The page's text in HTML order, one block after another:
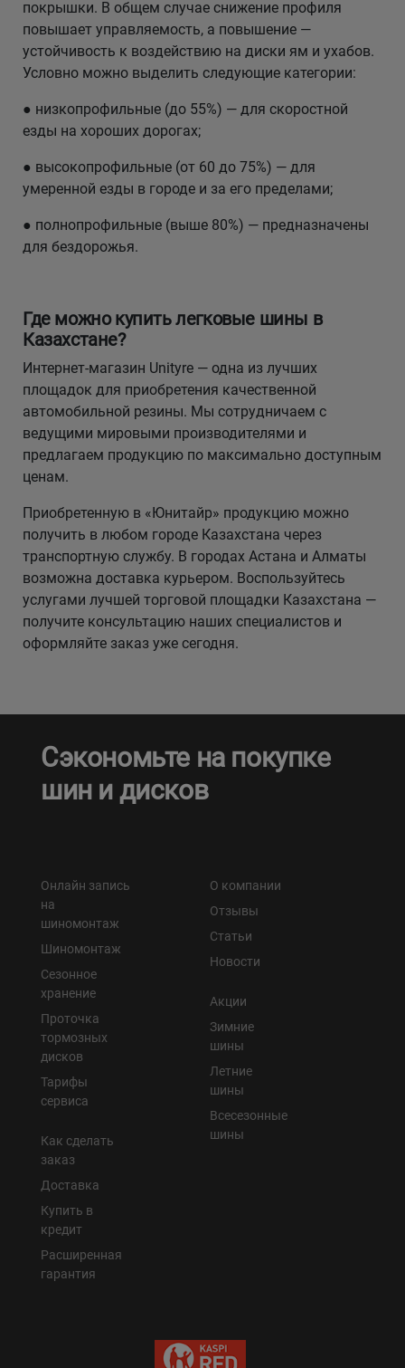
покрышки. В общем случае снижение профиля
повышает управляемость, а повышение —
устойчивость к воздействию на диски ям и ухабов.
Условно можно выделить следующие категории:
● низкопрофильные (до 55%) — для скоростной
езды на хороших дорогах;
● высокопрофильные (от 60 до 75%) — для
умеренной езды в городе и за его пределами;
● полнопрофильные (выше 80%) — предназначены
для бездорожья.
Где можно купить легковые шины в
Казахстане?
Интернет-магазин Unityre — одна из лучших
площадок для приобретения качественной
автомобильной резины. Мы сотрудничаем с
ведущими мировыми производителями и
предлагаем продукцию по максимально доступным
ценам.
Приобретенную в «Юнитайр» продукцию можно
получить в любом городе Казахстана через
транспортную службу. В городах Астана и Алматы
возможна доставка курьером. Воспользуйтесь
услугами лучшей торговой площадки Казахстана —
получите консультацию наших специалистов и
оформляйте заказ уже сегодня.
Сэкономьте на покупке
шин и дисков
Онлайн запись
на
шиномонтаж
Шиномонтаж
Сезонное
хранение
Проточка
тормозных
дисков
Тарифы
сервиса
Как сделать
заказ
Доставка
Купить в
кредит
Расширенная
гарантия
О компании
Отзывы
Статьи
Новости
Акции
Зимние
шины
Летние
шины
Всесезонные
шины